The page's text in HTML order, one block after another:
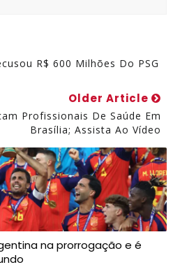
R$ 600 Milhões Do PSG
Older Article
Profissionais De Saúde Em
Brasília; Assista Ao Vídeo
na prorrogação e é